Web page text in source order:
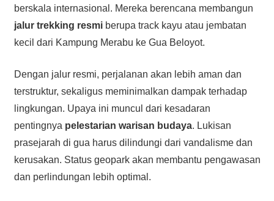
berskala internasional. Mereka berencana membangun
jalur trekking resmiberupa track kayu atau jembatan
kecil dari Kampung Merabu ke Gua Beloyot.
Dengan jalur resmi, perjalanan akan lebih aman dan
terstruktur, sekaligus meminimalkan dampak terhadap
lingkungan. Upaya ini muncul dari kesadaran
pentingnya pelestarian warisan budaya. Lukisan
prasejarah di gua harus dilindungi dari vandalisme dan
kerusakan. Status geopark akan membantu pengawasan
dan perlindungan lebih optimal.